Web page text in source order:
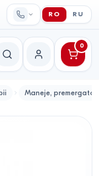
RO RU
CăutareContul meu
0
Maneje,